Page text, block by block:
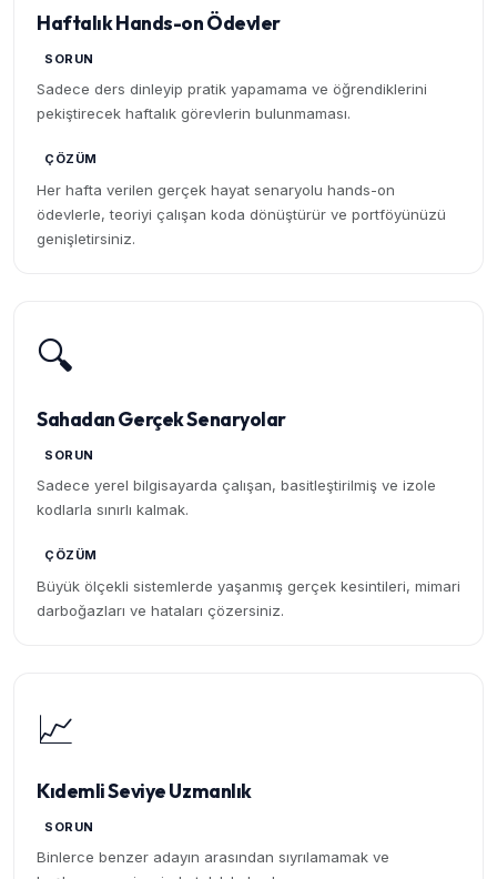
Haftalık Hands-on Ödevler
SORUN
Sadece ders dinleyip pratik yapamama ve öğrendiklerini
pekiştirecek haftalık görevlerin bulunmaması.
ÇÖZÜM
Her hafta verilen gerçek hayat senaryolu hands-on
ödevlerle, teoriyi çalışan koda dönüştürür ve portföyünüzü
genişletirsiniz.
🔍
Sahadan Gerçek Senaryolar
SORUN
Sadece yerel bilgisayarda çalışan, basitleştirilmiş ve izole
kodlarla sınırlı kalmak.
ÇÖZÜM
Büyük ölçekli sistemlerde yaşanmış gerçek kesintileri, mimari
darboğazları ve hataları çözersiniz.
📈
Kıdemli Seviye Uzmanlık
SORUN
Binlerce benzer adayın arasından sıyrılamamak ve